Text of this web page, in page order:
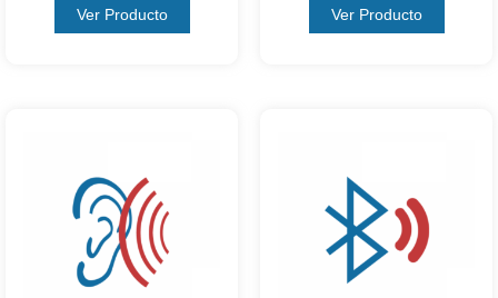
Ver Producto Ver Producto